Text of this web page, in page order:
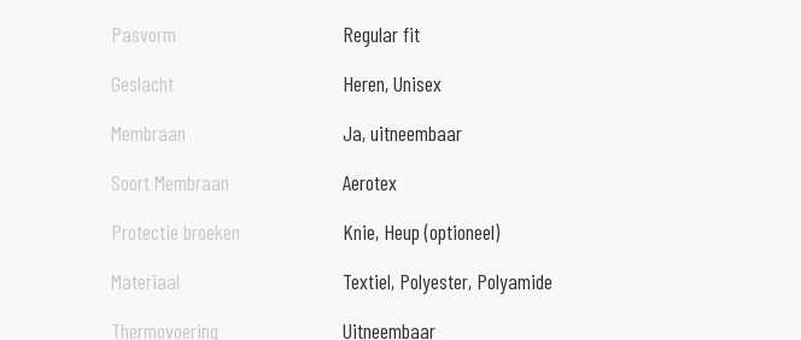
Pasvorm
Regular fit
Geslacht
Heren, Unisex
Membraan
Ja, uitneembaar
Soort Membraan
Aerotex
Protectie broeken
Knie, Heup (optioneel)
Materiaal
Textiel, Polyester, Polyamide
Thermovoering
Uitneembaar